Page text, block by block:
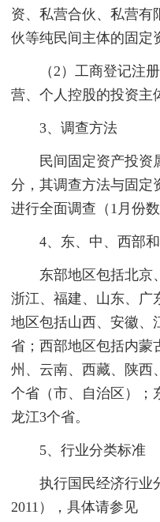
资、私营合伙、私营有
伙等纯民间主体的固定
（2）工商登记注册
营、个人控股的投资主
3、调查方法
民间固定资产投资
分，其调查方法与固定
进行全面调查（1月份数
4、东、中、西部和
东部地区包括北京、
浙江、福建、山东、广
地区包括山西、安徽、
省；西部地区包括内蒙
州、云南、西藏、陕西
个省（市、自治区）；
龙江3个省。
5、行业分类标准
执行国民经济行业
2011），具体请参见